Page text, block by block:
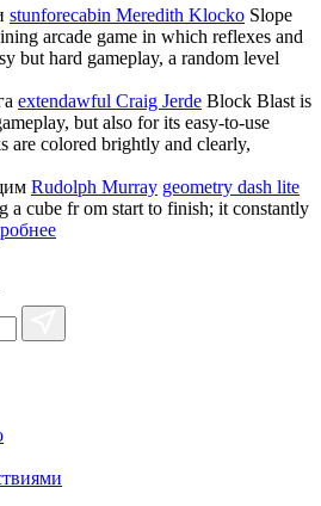
stunforecabin Meredith Klocko Slope
arcade game in which reflexes and
but hard gameplay, a random level
extendawful Craig Jerde Block Blast is
but also for its easy-to-use
are colored brightly and clearly,
Rudolph Murray geometry dash lite
a cube fr om start to finish; it constantly